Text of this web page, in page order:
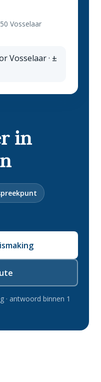
in
· antwoord binnen 1
Vosselaar
Vosselaar · ±